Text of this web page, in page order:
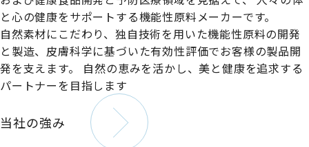
と心の健康をサポートする機能性原料メーカーです。
自然素材にこだわり、独自技術を用いた機能性原料の開発
と製造、皮膚科学に基づいた有効性評価でお客様の製品開
発を支えます。 自然の恵みを活かし、美と健康を追求する
パートナーを目指します
当社の強み